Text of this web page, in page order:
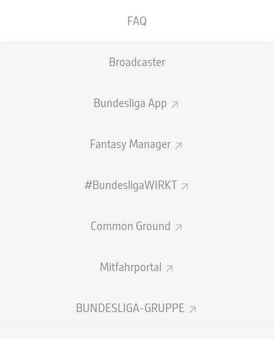
FAQ
Broadcaster
Bundesliga App
Fantasy Manager
#BundesligaWIRKT
Common Ground
Mitfahrportal
BUNDESLIGA-GRUPPE
Zahlen lieferte der 33. Spieltag bislang.
Punkteteilung, zuvor war dies nur am achten Spieltag
Auswärtssieg von Union Berlin in Mainz
Als Aufsteiger schließt der HSV die Saison als
Spieltags (Tor-Wahrscheinlichkeit 1,6 Prozent). In dieser
erzielte auch der Franzose (1,3 Prozent Tor-
Wahrscheinlichkeit am 31. Spieltag in Mainz).
den einzigen beiden FCH-Auswärtssiegen (2:1-